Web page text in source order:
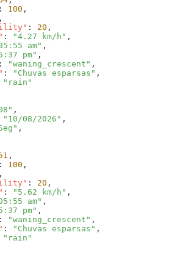
: 100
: 20
: "4.27 km/h"
am"
pm"
: "waning_crescent"
: "Chuvas esparsas"
"10/08/2026"
: 100
: 20
: "5.62 km/h"
am"
pm"
: "waning_crescent"
: "Chuvas esparsas"